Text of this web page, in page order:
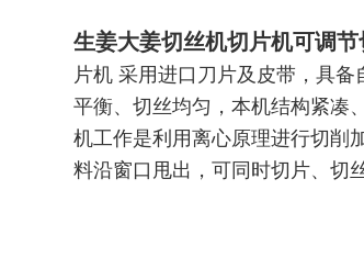
生姜大姜切丝机切片机可调
片机 采用进口刀片及皮带，具
平衡、切丝均匀，本机结构紧凑
机工作是利用离心原理进行切削
料沿窗口甩出，可同时切片、切